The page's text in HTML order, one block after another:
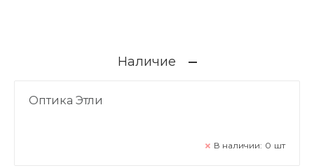
Наличие
Оптика Этли
В наличии: 0 шт